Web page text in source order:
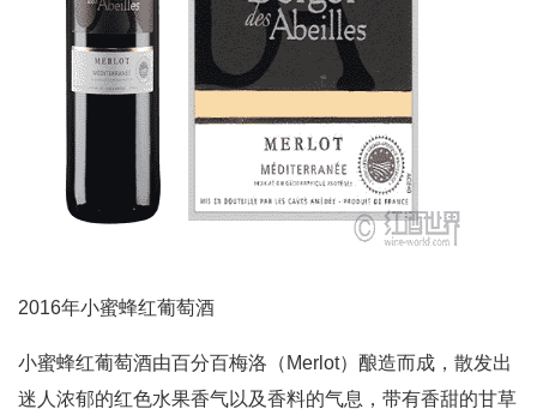
2016年小蜜蜂红葡萄酒
小蜜蜂红葡萄酒由百分百梅洛（Merlot）酿造而成，散发出
迷人浓郁的红色水果香气以及香料的气息，带有香甜的甘草